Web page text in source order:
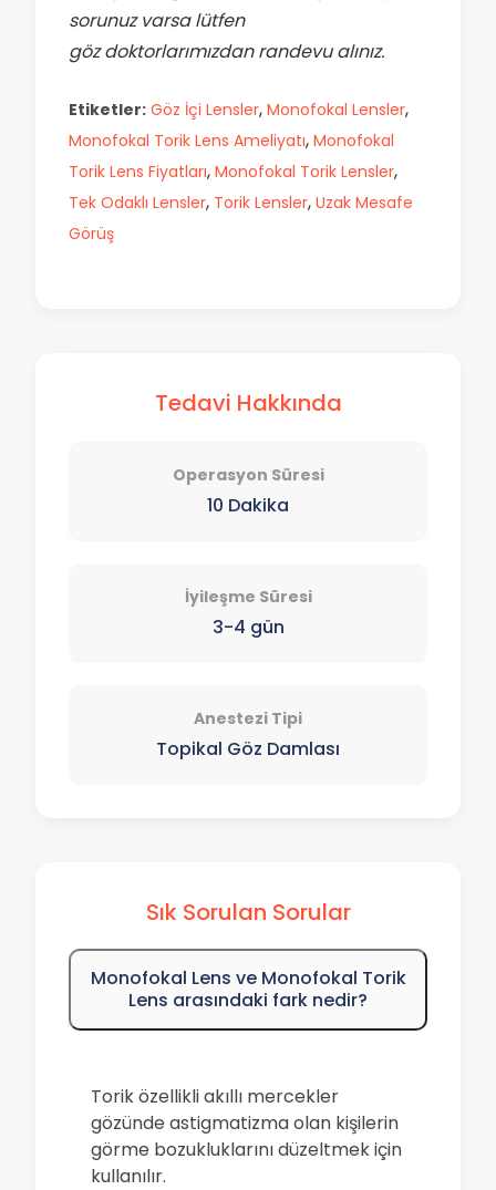
sorunuz varsa lütfen
göz doktorlarımızdan randevu alınız.
Etiketler: Göz İçi Lensler, Monofokal Lensler,
Monofokal Torik Lens Ameliyatı, Monofokal
Torik Lens Fiyatları, Monofokal Torik Lensler,
Tek Odaklı Lensler, Torik Lensler, Uzak Mesafe
Görüş
Tedavi Hakkında
Operasyon Süresi
10 Dakika
İyileşme Süresi
3-4 gün
Anestezi Tipi
Topikal Göz Damlası
Sık Sorulan Sorular
Monofokal Lens ve Monofokal Torik
Lens arasındaki fark nedir?
Torik özellikli akıllı mercekler
gözünde astigmatizma olan kişilerin
görme bozukluklarını düzeltmek için
kullanılır.